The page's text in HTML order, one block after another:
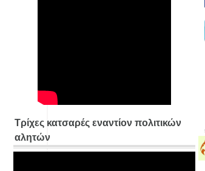
Τρίχες κατσαρές εναντίον πολιτικών
αλητών